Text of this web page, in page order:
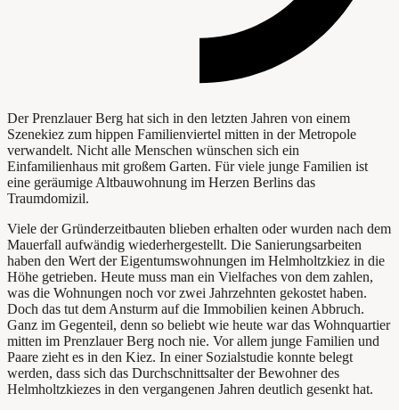
Der Prenzlauer Berg hat sich in den letzten Jahren von einem
Szenekiez zum hippen Familienviertel mitten in der Metropole
verwandelt. Nicht alle Menschen wünschen sich ein
Einfamilienhaus mit großem Garten. Für viele junge Familien ist
eine geräumige Altbauwohnung im Herzen Berlins das
Traumdomizil.
Viele der Gründerzeitbauten blieben erhalten oder wurden nach dem
Mauerfall aufwändig wiederhergestellt. Die Sanierungsarbeiten
haben den Wert der Eigentumswohnungen im Helmholtzkiez in die
Höhe getrieben. Heute muss man ein Vielfaches von dem zahlen,
was die Wohnungen noch vor zwei Jahrzehnten gekostet haben.
Doch das tut dem Ansturm auf die Immobilien keinen Abbruch.
Ganz im Gegenteil, denn so beliebt wie heute war das Wohnquartier
mitten im Prenzlauer Berg noch nie. Vor allem junge Familien und
Paare zieht es in den Kiez. In einer Sozialstudie konnte belegt
werden, dass sich das Durchschnittsalter der Bewohner des
Helmholtzkiezes in den vergangenen Jahren deutlich gesenkt hat.